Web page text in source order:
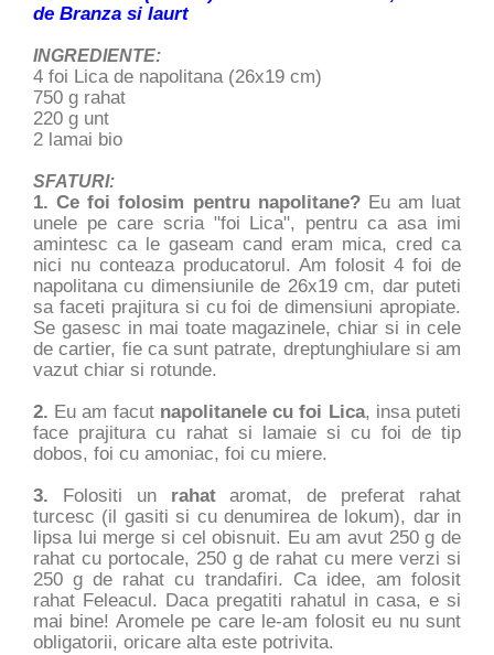
de Branza si Iaurt
INGREDIENTE:
4 foi Lica de napolitana (26x19 cm)
750 g rahat
220 g unt
2 lamai bio
SFATURI:
1. Ce foi folosim pentru napolitane?Eu am luat
unele pe care scria "foi Lica", pentru ca asa imi
amintesc ca le gaseam cand eram mica, cred ca
nici nu conteaza producatorul. Am folosit 4 foi de
napolitana cu dimensiunile de 26x19 cm, dar puteti
sa faceti prajitura si cu foi de dimensiuni apropiate.
Se gasesc in mai toate magazinele, chiar si in cele
de cartier, fie ca sunt patrate, dreptunghiulare si am
vazut chiar si rotunde.
2. Eu am facut napolitanele cu foi Lica, insa puteti
face prajitura cu rahat si lamaie si cu foi de tip
dobos, foi cu amoniac, foi cu miere.
3. Folositi unrahataromat, de preferat rahat
turcesc (il gasiti si cu denumirea de lokum), dar in
lipsa lui merge si cel obisnuit. Eu am avut 250 g de
rahat cu portocale, 250 g de rahat cu mere verzi si
250 g de rahat cu trandafiri. Ca idee, am folosit
rahat Feleacul. Daca pregatiti rahatul in casa, e si
mai bine! Aromele pe care le-am folosit eu nu sunt
obligatorii, oricare alta este potrivita.